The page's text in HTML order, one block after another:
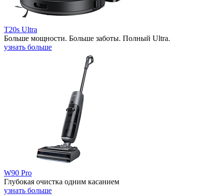
T20s Ultra
Больше мощности. Больше заботы. Полный Ultra.
узнать больше
W90 Pro
Глубокая очистка одним касанием
узнать больше